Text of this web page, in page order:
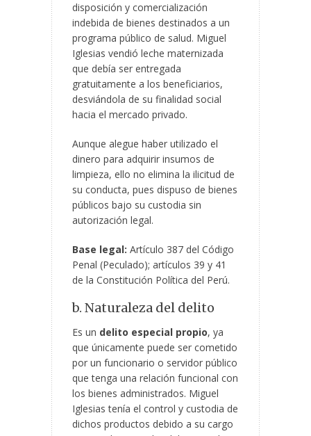
disposición y comercialización
indebida de bienes destinados a un
programa público de salud. Miguel
Iglesias vendió leche maternizada
que debía ser entregada
gratuitamente a los beneficiarios,
desviándola de su finalidad social
hacia el mercado privado.
Aunque alegue haber utilizado el
dinero para adquirir insumos de
limpieza, ello no elimina la ilicitud de
su conducta, pues dispuso de bienes
públicos bajo su custodia sin
autorización legal.
Base legal: Artículo 387 del Código
Penal (Peculado); artículos 39 y 41
de la Constitución Política del Perú.
b. Naturaleza del delito
Es un delito especial propio, ya
que únicamente puede ser cometido
por un funcionario o servidor público
que tenga una relación funcional con
los bienes administrados. Miguel
Iglesias tenía el control y custodia de
dichos productos debido a su cargo